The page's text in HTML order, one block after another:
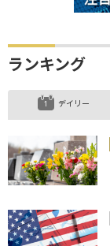
ランキング
デイリー